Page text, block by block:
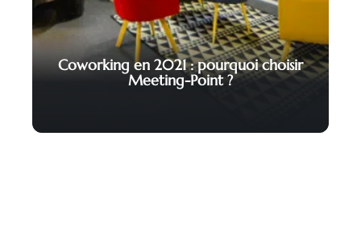
Coworking en 2021 : pourquoi choisir
Meeting-Point ?